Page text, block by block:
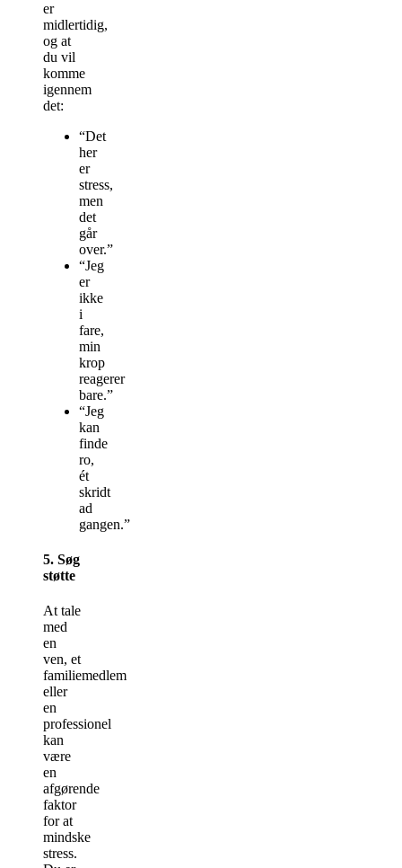
er
midlertidig,
og at
du vil
komme
igennem
det:
“Det
her
er
stress,
men
det
går
over.”
“Jeg
er
ikke
i
fare,
min
krop
reagerer
bare.”
“Jeg
kan
finde
ro,
ét
skridt
ad
gangen.”
5. Søg
støtte
At tale
med
en
ven, et
familiemedlem
eller
en
professionel
kan
være
en
afgørende
faktor
for at
mindske
stress.